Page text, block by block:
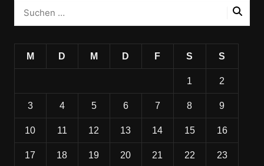
M D M D F S S
1 2
3 4 5 6 7 8 9
10 11 12 13 14 15 16
17 18 19 20 21 22 23